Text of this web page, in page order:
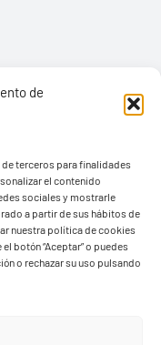
de
terceros para finalidades
el contenido
sociales y mostrarle
a partir de sus hábitos de
nuestra política de cookies
botón “Aceptar” o puedes
o rechazar su uso pulsando